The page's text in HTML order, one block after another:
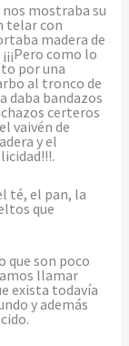
nos mostraba su
telar con
madera de
como lo
por una
al tronco de
daba bandazos
certeros
vaivén de
y el
té, el pan, la
que
que son poco
llamar
exista todavía
y además